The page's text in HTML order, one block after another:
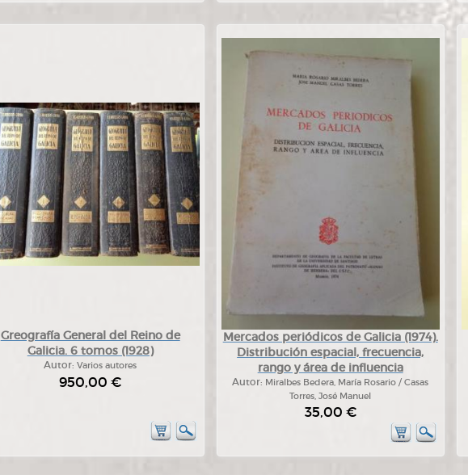
Greografía General del Reino de
Galicia. 6 tomos (1928)
Autor:Varios autores
950,00 €
Mercados periódicos de Galicia (1974).
Distribución espacial, frecuencia,
rango y área de influencia
Autor: Miralbes Bedera, María Rosario / Casas
Torres, José Manuel
35,00 €